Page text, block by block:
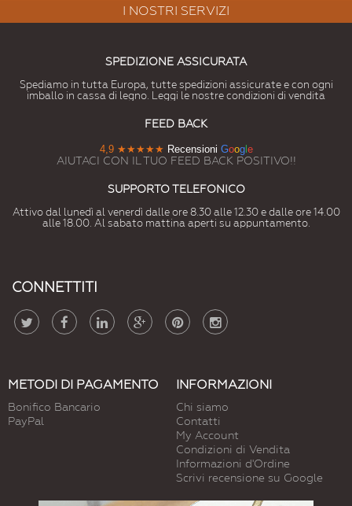
I NOSTRI SERVIZI
SPEDIZIONE ASSICURATA
Spediamo in tutta Europa, tutte spedizioni assicurate e con ogni
imballo in cassa di legno. Leggi le nostre condizioni di vendita
FEED BACK
4,9 ★★★★★ Recensioni Google
AIUTACI CON IL TUO FEED BACK POSITIVO!!
SUPPORTO TELEFONICO
Attivo dal lunedì al venerdì dalle ore 8.30 alle 12.30 e dalle ore 14.00
alle 18.00. Al sabato mattina aperti su appuntamento.
CONNETTITI
METODI DI PAGAMENTO
Bonifico Bancario
PayPal
INFORMAZIONI
Chi siamo
Contatti
My Account
Condizioni di Vendita
Informazioni d'Ordine
Scrivi recensione su Google